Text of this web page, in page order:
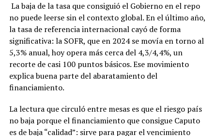
La baja de la tasa que consiguió el Gobierno en el repo
no puede leerse sin el contexto global. En el último año,
la tasa de referencia internacional cayó de forma
significativa: la SOFR, que en 2024 se movía en torno al
5,3% anual, hoy opera más cerca del 4,3/4,4%, un
recorte de casi 100 puntos básicos. Ese movimiento
explica buena parte del abaratamiento del
financiamiento.
La lectura que circuló entre mesas es que el riesgo país
no baja porque el financiamiento que consigue Caputo
es de baja “calidad”: sirve para pagar el vencimiento